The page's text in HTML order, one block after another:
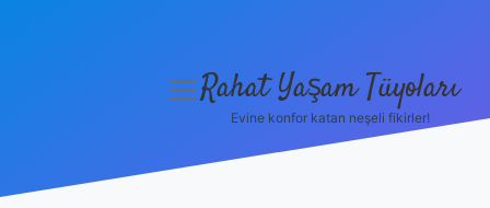
menüyü
Rahat Yaşam Tüyoları
Evine konfor katan neşeli fikirler!